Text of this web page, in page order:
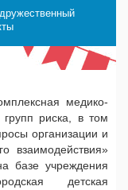
медико-
риска, в том
организации и
взаимодействия»
базе учреждения
детская